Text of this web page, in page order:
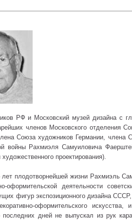
РФ и Московский музей дизайна с
членов Московского отделения
Союза художников Германии, члена
войны Рахмиэля Самуиловича
художественного проектирования).
лет плодотворнейшей жизни Рахмиэль
оформительской деятельности
фигур экспозиционного дизайна
оформительского
последних дней не выпускал из рук